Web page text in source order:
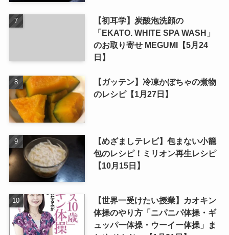
【初耳学】炭酸泡洗顔の
「EKATO. WHITE SPA WASH」
のお取り寄せ MEGUMI【5月24
日】
【ガッテン】冷凍かぼちゃの煮物
のレシピ【1月27日】
【めざましテレビ】包まない小籠
包のレシピ！ミリオン再生レシピ
【10月15日】
【世界一受けたい授業】カオキン
体操のやり方「ニパニパ体操・ギ
ュッパー体操・ウーイー体操」ま